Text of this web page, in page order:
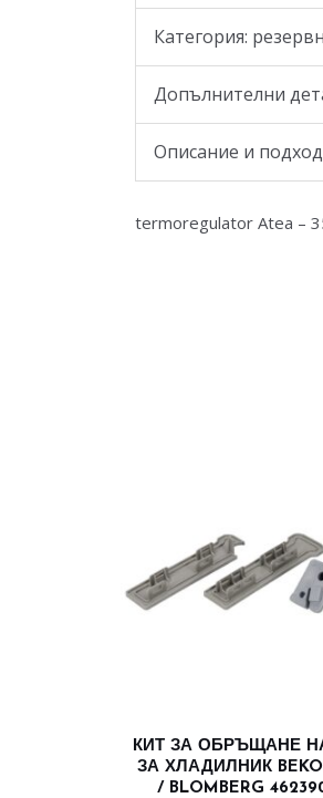
Категория:
Допълнителни
Описание и
termoregulator Atea –
КИТ ЗА ОБРЪЩАНЕ
ЗА ХЛАДИЛНИК BEKO
/ BLOMBERG